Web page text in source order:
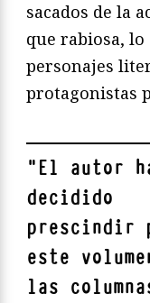
sacados de la
que rabiosa, lo
personajes
protagonistas
"El autor
decidido
prescindir
este
las